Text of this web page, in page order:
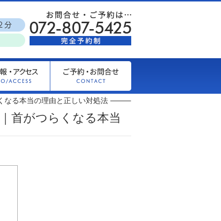
くなる本当の理由と正しい対処法 ⸻
首がつらくなる本当